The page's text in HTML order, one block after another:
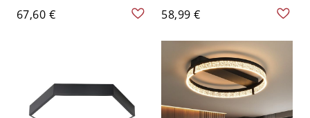
moderno para oficina -
110 A 120 V 62,23 cm
67,60 €
Iluminación de Techo
Minimalista para Cuarto -
Negro 110 A 120 V Blanco
58,99 €